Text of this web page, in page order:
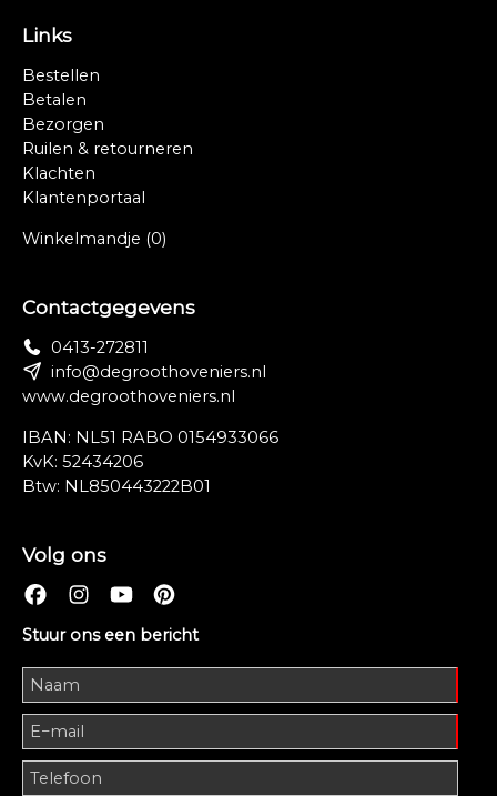
Links
Bestellen
Betalen
Bezorgen
Ruilen & retourneren
Klachten
Klantenportaal
Winkelmandje (0)
Contactgegevens
0413-272811
info@degroothoveniers.nl
www.degroothoveniers.nl
IBAN: NL51 RABO 0154933066
KvK: 52434206
Btw: NL850443222B01
Volg ons
Stuur ons een bericht